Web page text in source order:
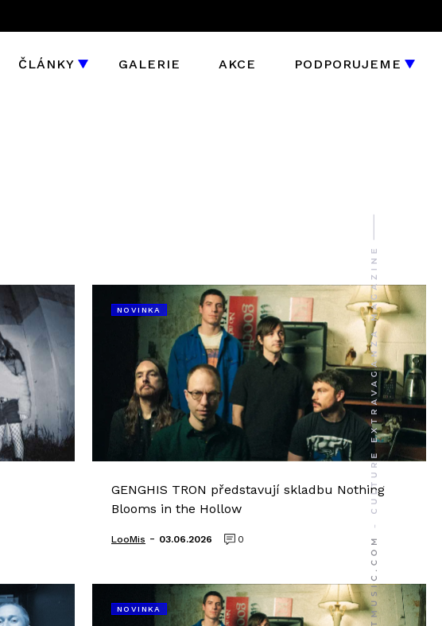
ČLÁNKY GALERIE AKCE PODPORUJEME
NOVINKA
GENGHIS TRON představují skladbu Nothing
Blooms in the Hollow
LooMis - 03.06.2026 0
NOVINKA